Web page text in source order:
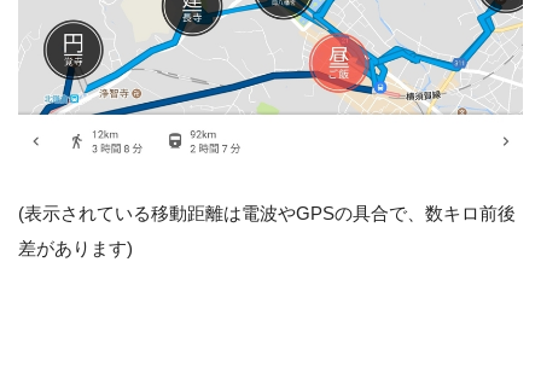
(表示されている移動距離は電波やGPSの具合で、数キロ前後
差があります)